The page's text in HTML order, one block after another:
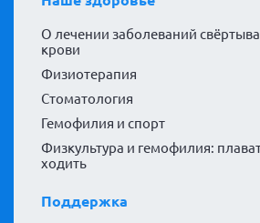
О лечении заболеваний
крови
Физиотерапия
Стоматология
Гемофилия и спорт
Физкультура и гемофилия:
ходить
Поддержка